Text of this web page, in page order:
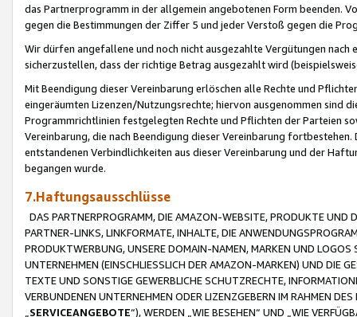
das Partnerprogramm in der allgemein angebotenen Form beenden.
gegen die Bestimmungen der Ziffer 5 und jeder Verstoß gegen die
Wir dürfen angefallene und noch nicht ausgezahlte Vergütungen
sicherzustellen, dass der richtige Betrag ausgezahlt wird
Mit Beendigung dieser Vereinbarung erlöschen alle Rechte und
eingeräumten Lizenzen/Nutzungsrechte; hiervon ausgenommen sind
Programmrichtlinien festgelegten Rechte und Pflichten der Parteien
Vereinbarung, die nach Beendigung dieser Vereinbarung
entstandenen Verbindlichkeiten aus dieser Vereinbarung und der
begangen wurde.
7.Haftungsausschlüsse
DAS PARTNERPROGRAMM, DIE AMAZON-WEBSITE, PRODUKTE UND
PARTNER-LINKS, LINKFORMATE, INHALTE, DIE
PRODUKTWERBUNG, UNSERE DOMAIN-NAMEN, MARKEN UND
UNTERNEHMEN (EINSCHLIESSLICH DER AMAZON-MARKEN) UND DIE
TEXTE UND SONSTIGE GEWERBLICHE SCHUTZRECHTE,
VERBUNDENEN UNTERNEHMEN ODER LIZENZGEBERN IM RAHMEN
SERVICEANGEBOTE“), WERDEN „WIE BESEHEN“ UND „WIE